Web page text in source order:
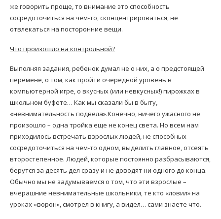
же говорить проще, то внимание это способность
сосредоточиться на чем-то, сконцентрироваться, не
отвлекаться на посторонние вещи.
Что произошло на контрольной?
Выполняя задания, ребенок думал не о них, а о предстоящей
перемене, о том, как пройти очередной уровень в
компьютерной игре, о вкусных (или невкусных!) пирожках в
школьном буфете… Как мы сказали бы в быту,
«невнимательность подвела».Конечно, ничего ужасного не
произошло – одна тройка еще не конец света. Но всем нам
приходилось встречать взрослых людей, не способных
сосредоточиться на чем-то одном, выделить главное, отсеять
второстепенное. Людей, которые постоянно разбрасываются,
берутся за десять дел сразу и не доводят ни одного до конца.
Обычно мы не задумываемся о том, что эти взрослые –
вчерашние невнимательные школьники, те кто «ловил» на
уроках «ворон», смотрел в книгу, а видел… сами знаете что.